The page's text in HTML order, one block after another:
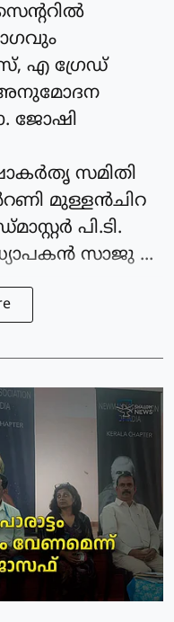
എ ഗ്രേഡ്
അനുമോദന
ജോഷി
സമിതി
മുള്ളൻചിറ
പി.ടി.
സാജു ...